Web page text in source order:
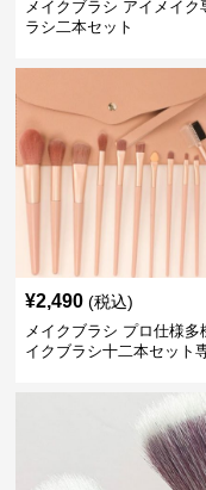
メイクブラシ アイメイク
ラシ二本セット
¥2,490 (税込)
メイクブラシ プロ仕様多
イクブラシ十二本セット